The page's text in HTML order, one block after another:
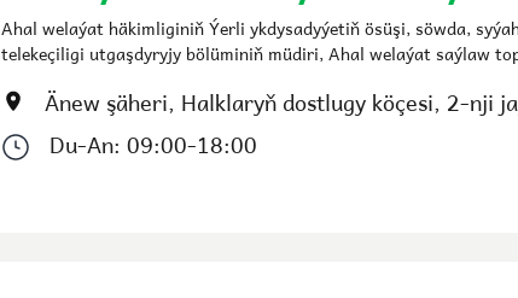
Ahal welaýat häkimliginiň Ýerli ykdysadyýetiň ösüşi, söwda,
telekeçiligi utgaşdyryjy bölüminiň müdiri, Ahal welaýat saýlaw
Änew şäheri, Halklaryň dostlugy köçesi, 2-nji
Du-An: 09:00-18:00